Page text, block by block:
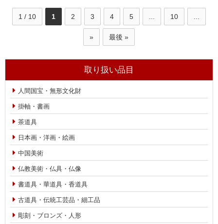
1 / 10 1 2 3 4 5 10
» 最後 »
取り扱い品目
人間国宝・無形文化財
掛軸・書画
茶道具
日本画・洋画・絵画
中国美術
仏教美術・仏具・仏像
書道具・華道具・香道具
古道具・伝統工芸品・細工品
彫刻・ブロンズ・人形